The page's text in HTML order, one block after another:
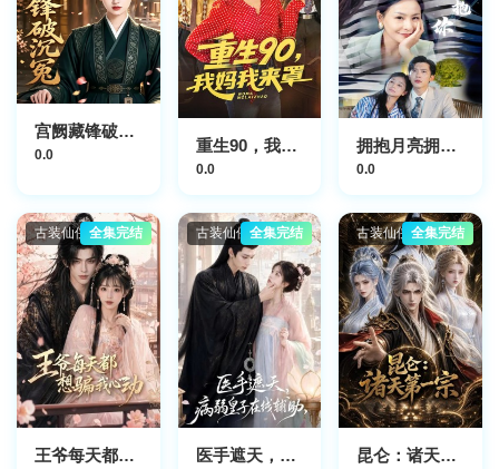
宫阙藏锋破沉冤
0.0
重生90，我妈我来罩
0.0
拥抱月亮拥抱你
0.0
古装仙侠 全集完结
王爷每天都想骗我心动
古装仙侠 全集完结
医手遮天，病弱皇子在线辅助
古装仙侠 全集完结
昆仑：诸天第一宗